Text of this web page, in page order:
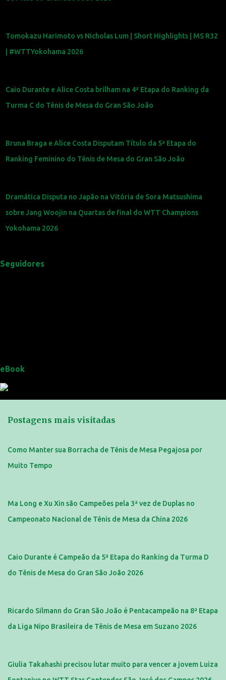
Tomokazu Harimoto vs Nicholas Lum | Short Highlights | MS R32
| #WTTYokohama 2026
Caio Durante e Alice Costa brilham na 4ª Etapa do Ranking da
Turma C do Tênis de Mesa do Gran São João
Bruna Braga e Alice Costa Disputam Título da 5ª Etapa do
Ranking Feminino do Tênis de Mesa do Gran São João
Dramática Disputa no Japão na Vitória de Sora Matsushima
sobre Jang Woojin na Quartas de final do WTT Champions
Yokohama 2026
Seguidores
eBook
Postagens mais visitadas
Como Manter sua Borracha de Tênis de Mesa Pegajosa por
Muito Tempo
Ma Long e Xu Xin são Campeões pela 3ª vez de Duplas no
Campeonato Nacional de Tênis de Mesa da China 2026
Caio Durante é Campeão da 5ª Etapa do Ranking da Turma D
do Tênis de Mesa do Gran São João 2026
Ricardo Silmann do Gran São João é Pentacampeão na 8ª Etapa
da Liga Nipo Brasileira de Tênis de Mesa em Suzano 2026
Giulia Takahashi precisou lutar muito para vencer a jovem Luiza